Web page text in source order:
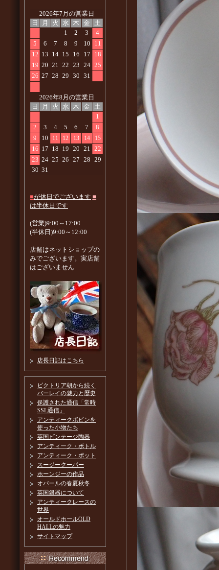
2026年7月の営業日
日
月 火 水 木 金
土
1
2 3
4
5
6 7 8 9 10
11
12 13 14 15 16 17
18
19 20 21 22 23 24 25
26 27 28 29 30 31
2026年8月の営業日
日
月 火 水 木 金
土
1
2
3 4 5 6 7
8
9
10 11 12 13 14 15
16 17 18 19 20 21 22
23 24 25 26 27 28 29
30 31
■が休日でございます ■
は半休日です
(営業)9:00～17:00
(半休日)9:00～12:00
店舗はネットショップの
みでございます。実店舗
はございません
店長日記はこちら
ビクトリア朝から続く
バーレイの魅力と歴史
保護された通信「常時
SSL通信」
アンティークボビンを
使った小物たち
英国ビンテージ陶器
アンティーク・ボトル
アンティーク・ポット
スージークーパー
ホーンジーの作品
オパールの春夏秋冬
英国銀器について
アンティークレースの
世界
オールドホールOLD
HALLの魅力
サイトマップ